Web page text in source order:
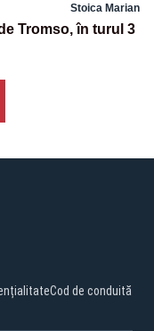
Stoica Marian
Tromso, în turul 3
Cod de conduită